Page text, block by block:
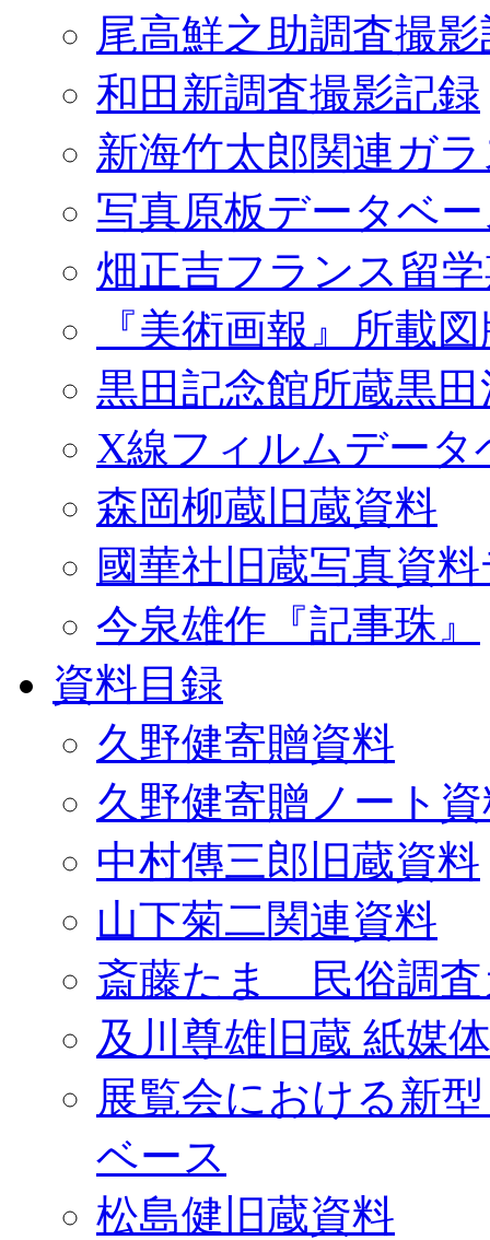
尾高鮮之助調査撮
和田新調査撮影記録
新海竹太郎関連ガ
写真原板データベ
畑正吉フランス留
『美術画報』所載
黒田記念館所蔵黒
X線フィルムデータ
森岡柳蔵旧蔵資料
國華社旧蔵写真資
今泉雄作『記事珠』
資料目録
久野健寄贈資料
久野健寄贈ノート
中村傳三郎旧蔵資料
山下菊二関連資料
斎藤たま 民俗調査
及川尊雄旧蔵 紙媒
展覧会における新
ベース
松島健旧蔵資料